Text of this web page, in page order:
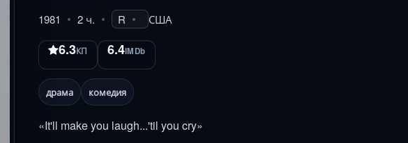
1981 2 ч. R США
6.3КП 6.4IMDb
драма комедия
«It'll make you laugh...'til you cry»